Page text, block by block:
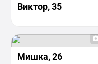
Виктор, 35
Мишка, 26